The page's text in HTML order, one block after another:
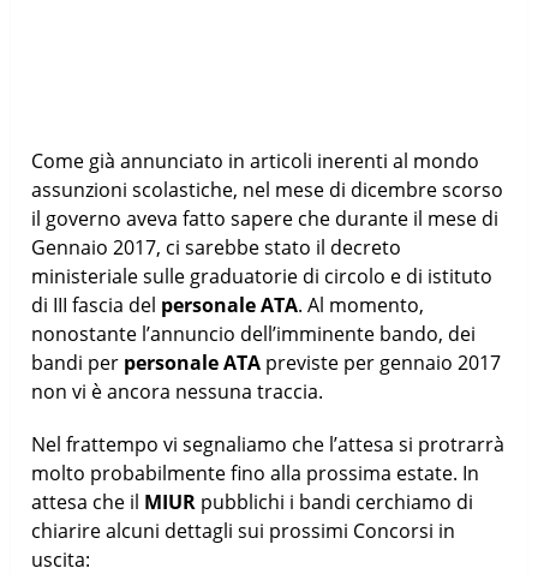
Come già annunciato in articoli inerenti al mondo
assunzioni scolastiche, nel mese di dicembre scorso
il governo aveva fatto sapere che durante il mese di
Gennaio 2017, ci sarebbe stato il decreto
ministeriale sulle graduatorie di circolo e di istituto
di III fascia del personale ATA. Al momento,
nonostante l’annuncio dell’imminente bando, dei
bandi per personale ATA previste per gennaio 2017
non vi è ancora nessuna traccia.
Nel frattempo vi segnaliamo che l’attesa si protrarrà
molto probabilmente fino alla prossima estate. In
attesa che il MIUR pubblichi i bandi cerchiamo di
chiarire alcuni dettagli sui prossimi Concorsi in
uscita: